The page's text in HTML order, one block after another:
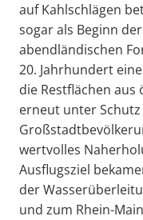
auf Kahlschlägen
sogar als Beginn
abendländischen
20. Jahrhundert
die Restflächen
erneut unter
wertvolles
Ausflugsziel
der
und zum Rhein-